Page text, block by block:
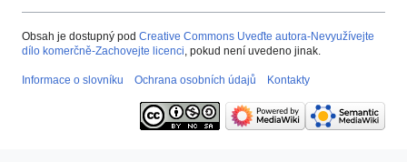
Obsah je dostupný pod Creative Commons Uveďte autora-Nevyužívejte
dílo komerčně-Zachovejte licenci , pokud není uvedeno jinak.
Informace o slovníku Ochrana osobních údajů Kontakty